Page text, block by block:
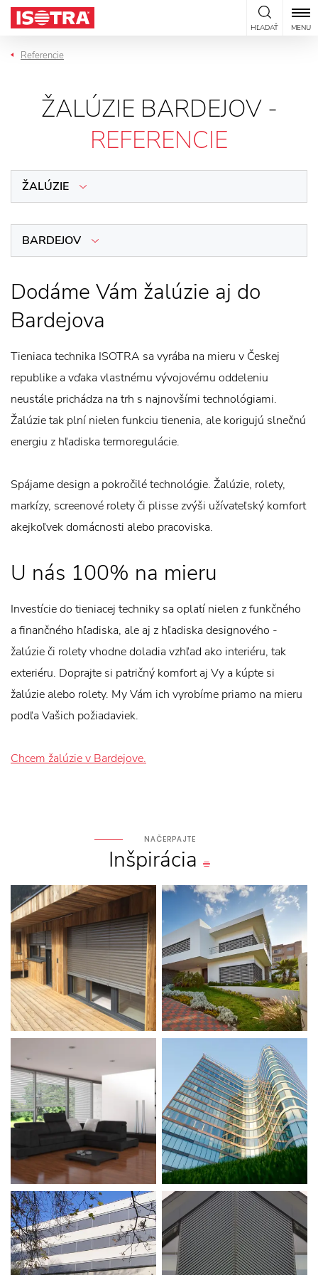
Preskočiť na obsah
HĽADAŤ MENU
Referencie
ŽALÚZIE BARDEJOV -
REFERENCIE
ŽALÚZIE
BARDEJOV
Dodáme Vám žalúzie aj do
Bardejova
Tieniaca technika ISOTRA sa vyrába na mieru v Českej
republike a vďaka vlastnému vývojovému oddeleniu
neustále prichádza na trh s najnovšími technológiami.
Žalúzie tak plní nielen funkciu tienenia, ale korigujú slnečnú
energiu z hľadiska termoregulácie.
Spájame design a pokročilé technológie. Žalúzie, rolety,
markízy, screenové rolety či plisse zvýši užívateľský komfort
akejkoľvek domácnosti alebo pracoviska.
U nás 100% na mieru
Investície do tieniacej techniky sa oplatí nielen z funkčného
a finančného hľadiska, ale aj z hľadiska designového -
žalúzie či rolety vhodne doladia vzhľad ako interiéru, tak
exteriéru. Doprajte si patričný komfort aj Vy a kúpte si
žalúzie alebo rolety. My Vám ich vyrobíme priamo na mieru
podľa Vašich požiadaviek.
Chcem žalúzie v Bardejove.
NAČERPAJTE
Inšpirácia